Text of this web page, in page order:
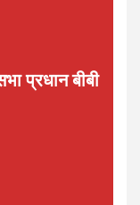
प्रधान बीबी